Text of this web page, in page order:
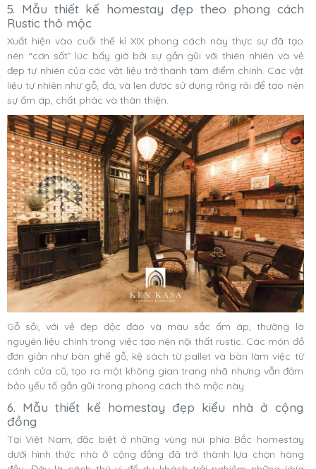
5. Mẫu thiết kế homestay đẹp theo phong cách
Rustic thô mộc
Xuất hiện vào cuối thế kỉ XIX phong cách này thực sự đã tạo
nên “cơn sốt” lúc bấy giờ bởi sự gần gũi với thiên nhiên và vẻ
đẹp tự nhiên của các vật liệu trở thành tâm điểm chính. Các vật
liệu tự nhiên như gỗ, đá, và len được sử dụng rộng rãi để tạo nên
sự ấm áp, chất phác và thân thiện.
Gỗ sồi, với vẻ đẹp độc đáo và màu sắc ấm áp, thường là
nguyên liệu chính trong việc tạo nên nội thất rustic. Các món đồ
đơn giản như bàn ghế gỗ, kệ sách từ pallet và bàn làm việc từ
cánh cửa cũ, tạo ra một không gian trang nhã nhưng vẫn đảm
bảo yếu tố gần gũi trong phong cách thô mộc này.
6. Mẫu thiết kế homestay đẹp kiểu nhà ở cộng
đồng
Tại Việt Nam, đặc biệt ở những vùng núi phía Bắc homestay
dưới hình thức nhà ở cộng đồng đã trở thành lựa chọn hàng